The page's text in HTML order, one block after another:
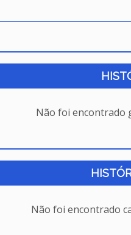
Não foi encontrado
Não foi encontrado